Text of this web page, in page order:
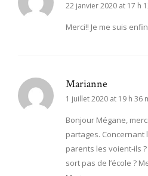
22 janvier 2020 at 17 h
Merci!! Je me suis
Marianne
1 juillet 2020 at 19 h 36
Bonjour Mégane,
partages. Concernant
parents les voient-ils
sort pas de l’école ?